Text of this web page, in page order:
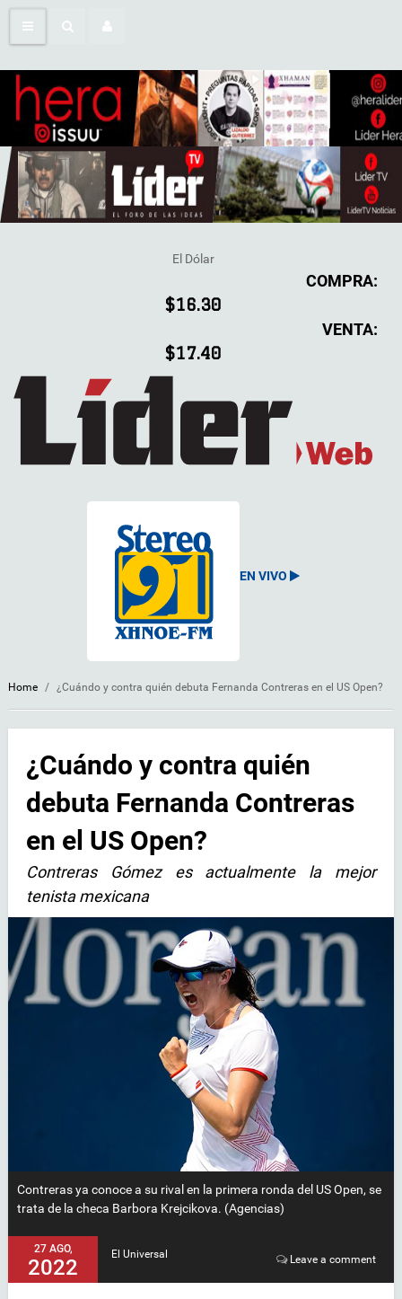
El Dólar
COMPRA:
$16.30
VENTA:
$17.40
EN VIVO
Home / ¿Cuándo y contra quién debuta Fernanda Contreras en el US Open?
¿Cuándo y contra quién
debuta Fernanda Contreras
en el US Open?
Contreras Gómez es actualmente la mejor
tenista mexicana
Contreras ya conoce a su rival en la primera ronda del US Open, se
trata de la checa Barbora Krejcikova. (Agencias)
27 AGO,
2022
El Universal Leave a comment